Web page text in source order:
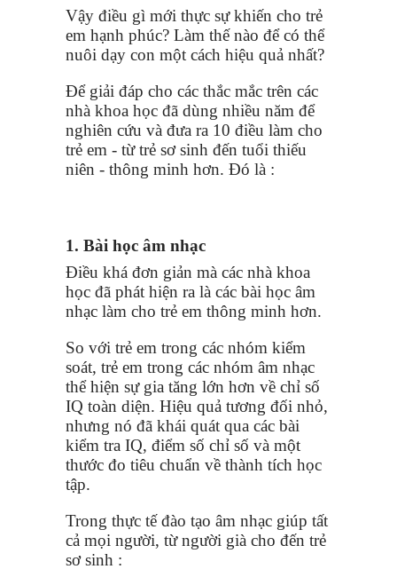
Vậy điều gì mới thực sự khiến cho trẻ
em hạnh phúc? Làm thế nào để có thể
nuôi dạy con một cách hiệu quả nhất?
Để giải đáp cho các thắc mắc trên các
nhà khoa học đã dùng nhiều năm để
nghiên cứu và đưa ra 10 điều làm cho
trẻ em - từ trẻ sơ sinh đến tuổi thiếu
niên - thông minh hơn. Đó là :
1. Bài học âm nhạc
Điều khá đơn giản mà các nhà khoa
học đã phát hiện ra là các bài học âm
nhạc làm cho trẻ em thông minh hơn.
So với trẻ em trong các nhóm kiểm
soát, trẻ em trong các nhóm âm nhạc
thể hiện sự gia tăng lớn hơn về chỉ số
IQ toàn diện. Hiệu quả tương đối nhỏ,
nhưng nó đã khái quát qua các bài
kiểm tra IQ, điểm số chỉ số và một
thước đo tiêu chuẩn về thành tích học
tập.
Trong thực tế đào tạo âm nhạc giúp tất
cả mọi người, từ người già cho đến trẻ
sơ sinh :